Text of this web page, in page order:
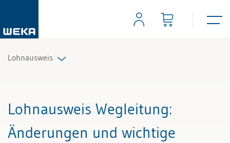
Lohnausweis
Alle Arbeitshilfen
Lohnausweis Wegleitung:
Änderungen und wichtige